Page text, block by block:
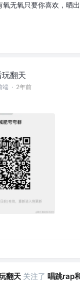
氧无氧只要你喜欢，晒
翻天
端 · 2年前
翻天 关注了 唱跳rap